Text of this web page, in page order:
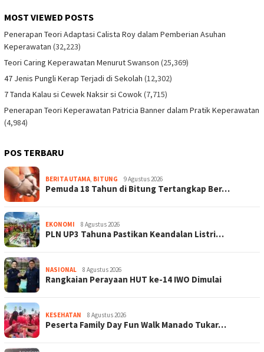
MOST VIEWED POSTS
Penerapan Teori Adaptasi Calista Roy dalam Pemberian Asuhan
Keperawatan (32,223)
Teori Caring Keperawatan Menurut Swanson (25,369)
47 Jenis Pungli Kerap Terjadi di Sekolah (12,302)
7 Tanda Kalau si Cewek Naksir si Cowok(7,715)
Penerapan Teori Keperawatan Patricia Banner dalam Pratik Keperawatan
(4,984)
POS TERBARU
BERITA UTAMA BITUNG 9 Agustus 2026
Pemuda 18 Tahun di Bitung Tertangkap Ber…
EKONOMI 8 Agustus 2026
PLN UP3 Tahuna Pastikan Keandalan Listri…
NASIONAL 8 Agustus 2026
Rangkaian Perayaan HUT ke-14 IWO Dimulai
KESEHATAN 8 Agustus 2026
Peserta Family Day Fun Walk Manado Tukar…